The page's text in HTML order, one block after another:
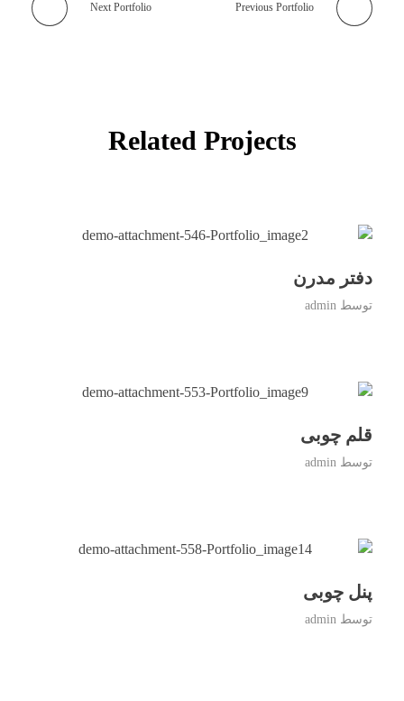
Previous Portfolio
Next Portfolio
Related Projects
دفتر مدرن
توسط admin
قلم چوبی
توسط admin
پنل چوبی
توسط admin